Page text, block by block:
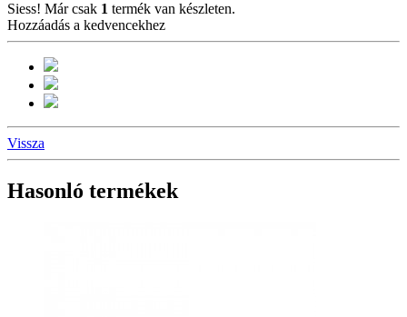
Siess! Már csak 1 termék van készleten.
Hozzáadás a kedvencekhez
Vissza
Hasonló termékek